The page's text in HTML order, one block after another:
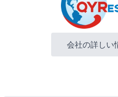
会社の詳しい